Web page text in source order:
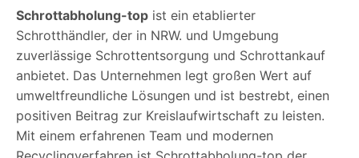
Schrottabholung-top ist ein etablierter
Schrotthändler, der in NRW. und Umgebung
zuverlässige Schrottentsorgung und Schrottankauf
anbietet. Das Unternehmen legt großen Wert auf
umweltfreundliche Lösungen und ist bestrebt, einen
positiven Beitrag zur Kreislaufwirtschaft zu leisten.
Mit einem erfahrenen Team und modernen